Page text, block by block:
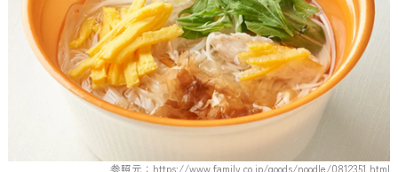
参照元：https://www.family.co.jp/goods/noodle/0812351.html